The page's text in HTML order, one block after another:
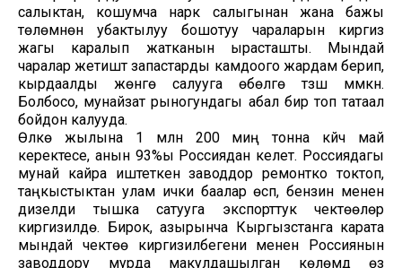
салыктан, кошумча нарк салыгынан жана бажы
төлөмүнөн убактылуу бошотуу чараларын киргизүү
жагы каралып жатканын ырасташты. Мындай
чаралар жетиштүү запастарды камдоого жардам берип,
кырдаалды жөнгө салууга өбөлгө түзүшү мүмкүн.
Болбосо, мунайзат рыногундагы абал бир топ татаал
бойдон калууда.
Өлкө жылына 1 млн 200 миң тонна күйүүчү май
керектесе, анын 93%ы Россиядан келет. Россиядагы
мунай кайра иштеткен заводдор ремонтко токтоп,
таңкыстыктан улам ички баалар өсүп, бензин менен
дизелди тышка сатууга экспорттук чектөөлөр
киргизилүүдө. Бирок, азырынча Кыргызстанга карата
мындай чектөө киргизилбегени менен Россиянын
заводдору мурда макулдашылган көлөмдү өз